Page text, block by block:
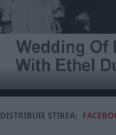
DISTRIBUIE ȘTIREA: